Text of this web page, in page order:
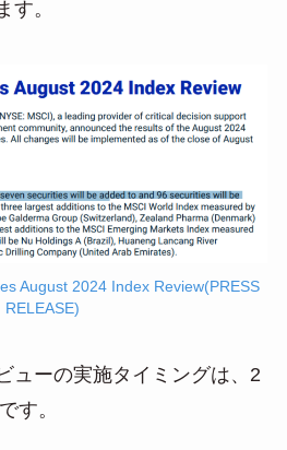
す。
August 2024 Index Review(PRESS
RELEASE)
ューの実施タイミングは、2
す。